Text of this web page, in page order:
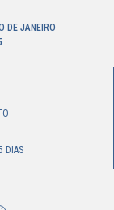
DE JANEIRO
DIAS